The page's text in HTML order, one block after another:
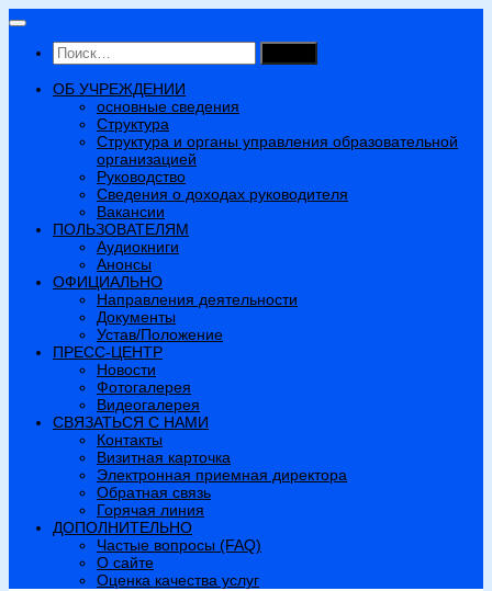
Перейти
содержимому
Найти:
ОБ УЧРЕЖДЕНИИ
основные сведения
Структура
Структура и органы управления образовательной
организацией
Руководство
Сведения о доходах руководителя
Вакансии
ПОЛЬЗОВАТЕЛЯМ
Аудиокниги
Анонсы
ОФИЦИАЛЬНО
Направления деятельности
Документы
Устав/Положение
ПРЕСС-ЦЕНТР
Новости
Фотогалерея
Видеогалерея
СВЯЗАТЬСЯ С НАМИ
Контакты
Визитная карточка
Электронная приемная директора
Обратная связь
Горячая линия
ДОПОЛНИТЕЛЬНО
Частые вопросы (FAQ)
О сайте
Оценка качества услуг